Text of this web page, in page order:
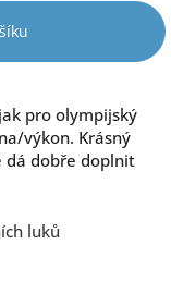
pro olympijský
výkon. Krásný
dá dobře doplnit
luků